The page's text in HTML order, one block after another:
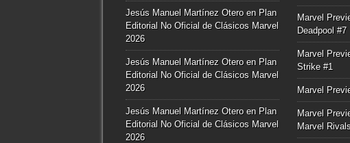
Jesús Manuel Martínez Oteroen Plan
Editorial No Oficial de Clásicos Marvel
2026
Jesús Manuel Martínez Oteroen Plan
Editorial No Oficial de Clásicos Marvel
2026
Jesús Manuel Martínez Oteroen Plan
Editorial No Oficial de Clásicos Marvel
2026
Marvel
Deadpool #7
Marvel
Strike #1
Marvel
Marvel
Marvel